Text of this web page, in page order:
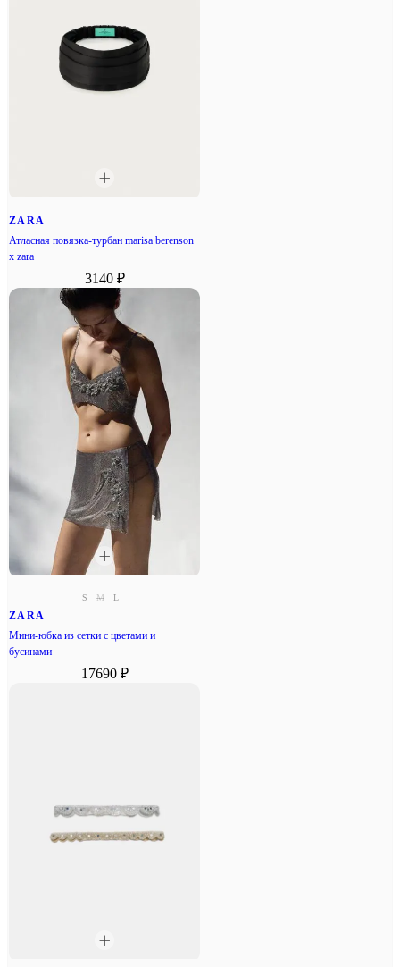
ZARA
Атласная повязка-турбан marisa berenson
x zara
3140 ₽
S M L
ZARA
Мини-юбка из сетки с цветами и
бусинами
17690 ₽